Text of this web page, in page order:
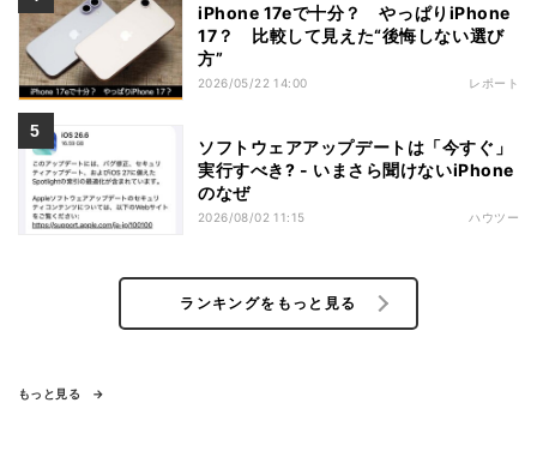
iPhone 17eで十分？ やっぱりiPhone
17？ 比較して見えた“後悔しない選び
方”
2026/05/22 14:00 レポート
ソフトウェアアップデートは「今すぐ」
実行すべき? - いまさら聞けないiPhone
のなぜ
2026/08/02 11:15 ハウツー
ランキングをもっと見る
もっと見る